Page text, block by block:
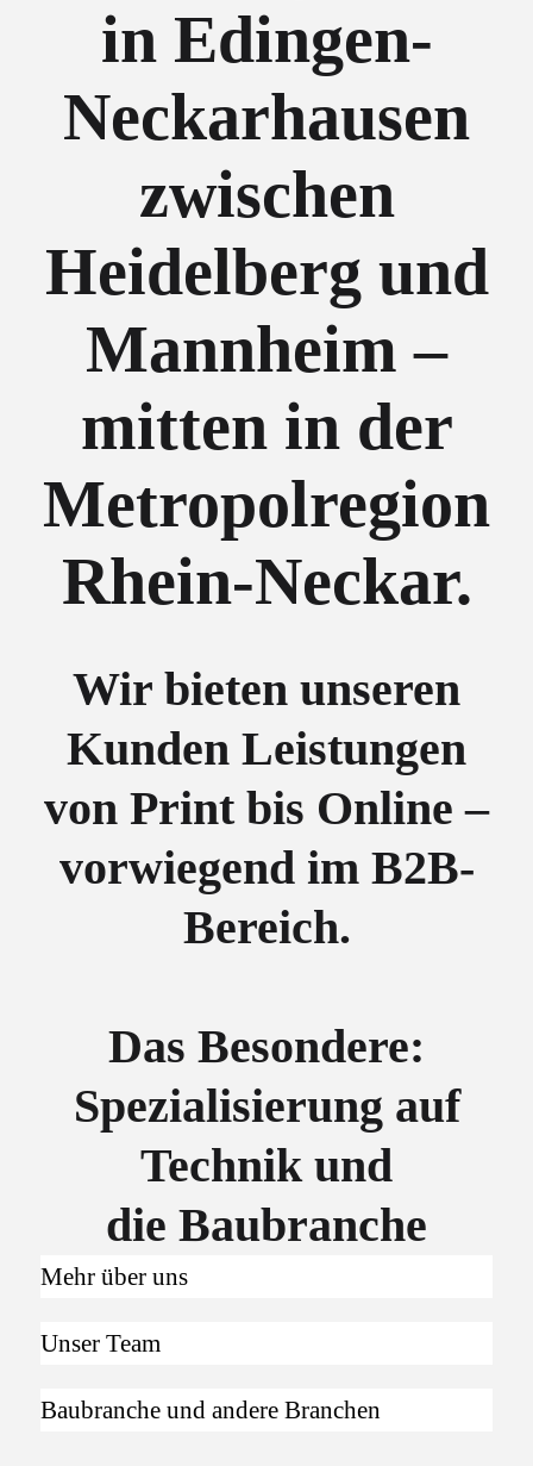
in Edingen-
Neckarhausen
zwischen
Heidelberg und
Mannheim –
mitten in der
Metropolregion
Rhein-Neckar.
Wir bieten unseren
Kunden Leistungen
von Print bis Online –
vorwiegend im B2B-
Bereich.
Das Besondere:
Spezialisierung auf
Technik und
die Baubranche
Mehr über uns
Unser Team
Baubranche und andere Branchen